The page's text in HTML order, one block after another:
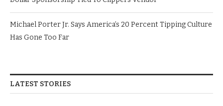
Michael Porter Jr. Says America’s 20 Percent Tipping Culture
Has Gone Too Far
LATEST STORIES